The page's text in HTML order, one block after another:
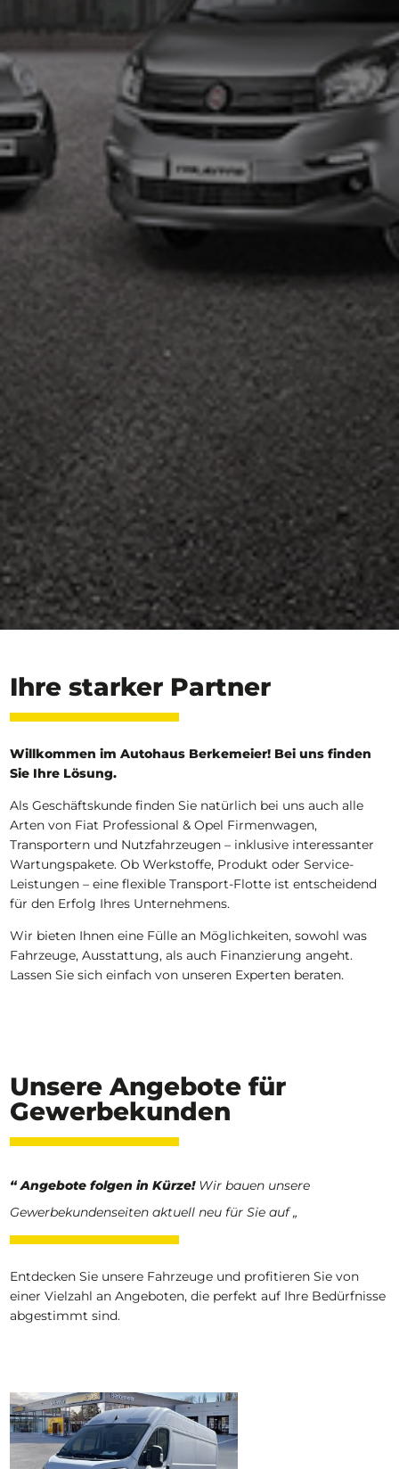
Ihre starker Partner
Willkommen im Autohaus Berkemeier! Bei uns finden
Sie Ihre Lösung.
Als Geschäftskunde finden Sie natürlich bei uns auch alle
Arten von Fiat Professional & Opel Firmenwagen,
Transportern und Nutzfahrzeugen – inklusive interessanter
Wartungspakete. Ob Werkstoffe, Produkt oder Service-
Leistungen – eine flexible Transport-Flotte ist entscheidend
für den Erfolg Ihres Unternehmens.
Wir bieten Ihnen eine Fülle an Möglichkeiten, sowohl was
Fahrzeuge, Ausstattung, als auch Finanzierung angeht.
Lassen Sie sich einfach von unseren Experten beraten.
Unsere Angebote für
Gewerbekunden
“ Angebote folgen in Kürze!Wir bauen unsere
Gewerbekundenseiten aktuell neu für Sie auf „
Entdecken Sie unsere Fahrzeuge und profitieren Sie von
einer Vielzahl an Angeboten, die perfekt auf Ihre Bedürfnisse
abgestimmt sind.